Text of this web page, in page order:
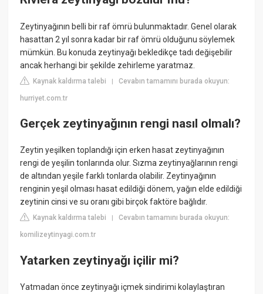
Zeytinyağının belli bir raf ömrü bulunmaktadır. Genel olarak
hasattan 2 yıl sonra kadar bir raf ömrü olduğunu söylemek
mümkün. Bu konuda zeytinyağı bekledikçe tadı değişebilir
ancak herhangi bir şekilde zehirleme yaratmaz.
Kaynak kaldırma talebi |Cevabın tamamını burada okuyun:
hurriyet.com.tr
Gerçek zeytinyağının rengi nasıl olmalı?
Zeytin yeşilken toplandığı için erken hasat zeytinyağının
rengi de yeşilin tonlarında olur. Sızma zeytinyağlarının rengi
de altından yeşile farklı tonlarda olabilir. Zeytinyağının
renginin yeşil olması hasat edildiği dönem, yağın elde edildiği
zeytinin cinsi ve su oranı gibi birçok faktöre bağlıdır.
Kaynak kaldırma talebi |Cevabın tamamını burada okuyun:
komilizeytinyagi.com.tr
Yatarken zeytinyağı içilir mi?
Yatmadan önce zeytinyağı içmek sindirimi kolaylaştıran